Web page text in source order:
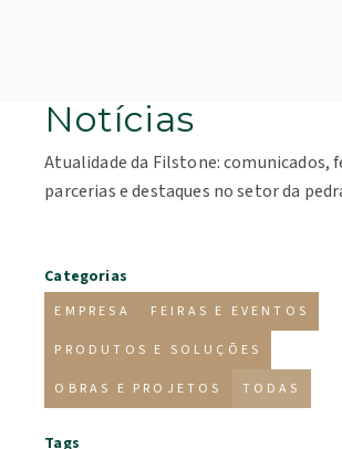
Notícias
Atualidade da Filstone: comunicados,
parcerias e destaques no setor da
Categorias
EMPRESA FEIRAS E EVENTOS
PRODUTOS E SOLUÇÕES
OBRAS E PROJETOS TODAS
Tags